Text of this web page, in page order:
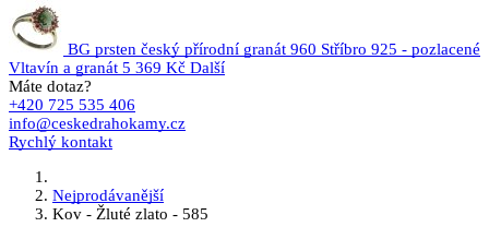
BG prsten český přírodní granát 960 Stříbro 925 - pozlacené
Vltavín a granát 5 369 Kč Další
Máte dotaz?
+420 725 535 406
info@ceskedrahokamy.cz
Rychlý kontakt
Nejprodávanější
Kov - Žluté zlato - 585